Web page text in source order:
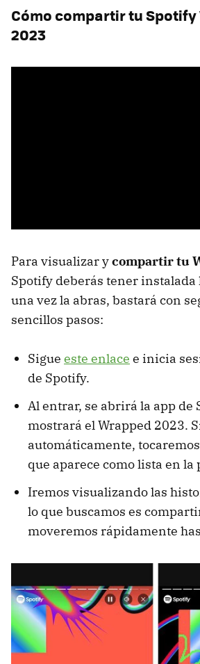
Cómo compartir tu Spotify
2023
Para visualizar ycompartir tu
Spotify deberás tener instalada
una vez la abras, bastará con
sencillos pasos:
Sigue este enlace e inicia
de Spotify.
Al entrar, se abrirá la app de
mostrará el Wrapped 2023.
automáticamente,
que aparece como lista en la
Iremos visualizando las
lo que buscamos es
moveremos rápidamente